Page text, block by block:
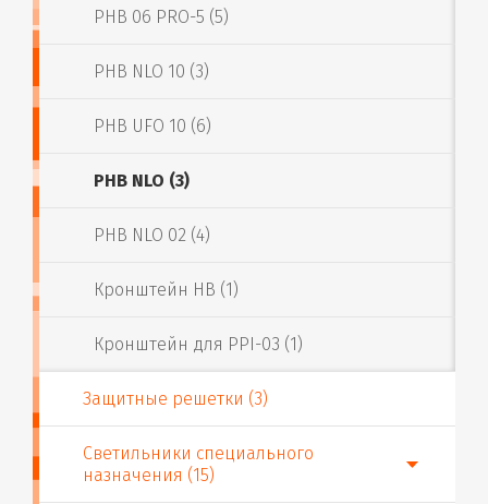
PHB 06 PRO-5 (5)
PHB NLO 10 (3)
PHB UFO 10 (6)
PHB NLO (3)
PHB NLO 02 (4)
Кронштейн HB (1)
Кронштейн для PPI-03 (1)
Защитные решетки (3)
Светильники специального
назначения (15)